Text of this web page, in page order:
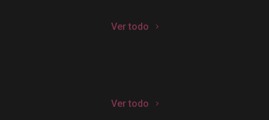
Ver todo
Ver todo